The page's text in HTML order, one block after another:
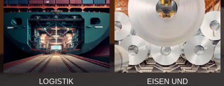
WERFT STROMTRANSFORMATOREN